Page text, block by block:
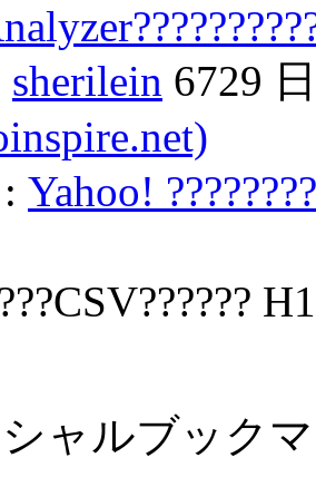
sherilein 6729
: Yahoo! ????????
ャルブック